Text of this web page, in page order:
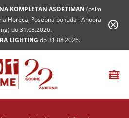
KOMPLETAN ASORTIMAN (osim
Horeca, Posebna ponuda i Anoora
do 31.08.2026.
LIGHTING do 31.08.2026.